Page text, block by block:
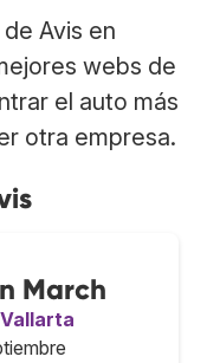
Avis en
webs de
el auto más
otra empresa.
March